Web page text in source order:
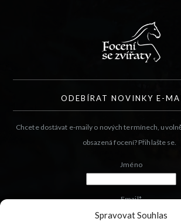
Spravovat Souhlas
ODEBÍRAT NOVINKY E-
Chcete dostávat e-maily o nových termínech,
obsazená focení? Přihlašte se.
Jméno
Email*